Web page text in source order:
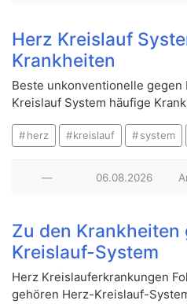
Herz Kreislauf
Krankheiten
Beste unkonventionelle
Kreislauf System häufige
herz kreislauf system
— 06.08.2026
Zu den
Kreislauf-System
Herz Kreislauferkrankungen
gehören Herz-Kreislauf-